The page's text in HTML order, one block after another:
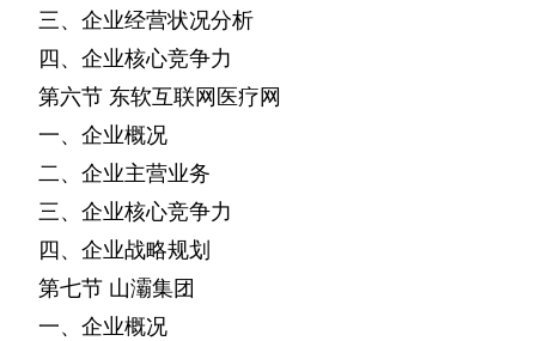
三、企业经营状况分析
四、企业核心竞争力
第六节 东软互联网医疗网
一、企业概况
二、企业主营业务
三、企业核心竞争力
四、企业战略规划
第七节 山灞集团
一、企业概况